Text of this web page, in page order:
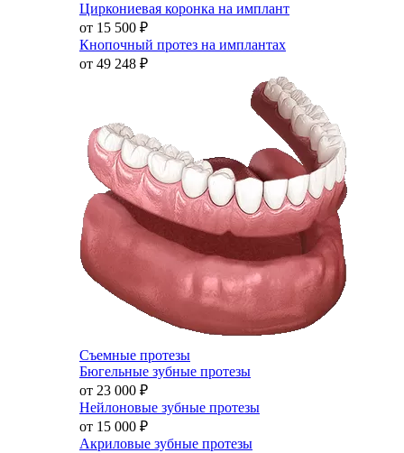
Циркониевая коронка на имплант
от 15 500 ₽
Кнопочный протез на имплантах
от 49 248 ₽
Съемные протезы
Бюгельные зубные протезы
от 23 000 ₽
Нейлоновые зубные протезы
от 15 000 ₽
Акриловые зубные протезы